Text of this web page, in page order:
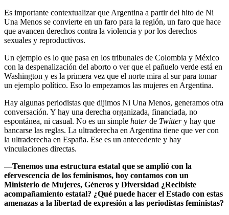
Es importante contextualizar que Argentina a partir del hito de Ni
Una Menos se convierte en un faro para la región, un faro que hace
que avancen derechos contra la violencia y por los derechos
sexuales y reproductivos.
Un ejemplo es lo que pasa en los tribunales de Colombia y México
con la despenalización del aborto o ver que el pañuelo verde está en
Washington y es la primera vez que el norte mira al sur para tomar
un ejemplo político. Eso lo empezamos las mujeres en Argentina.
Hay algunas periodistas que dijimos Ni Una Menos, generamos otra
conversación. Y hay una derecha organizada, financiada, no
espontánea, ni casual. No es un simple haterde Twittery hay que
bancarse las reglas. La ultraderecha en Argentina tiene que ver con
la ultraderecha en España. Ese es un antecedente y hay
vinculaciones directas.
—Tenemos una estructura estatal que se amplió con la
efervescencia de los feminismos, hoy contamos con un
Ministerio de Mujeres, Géneros y Diversidad ¿Recibiste
acompañamiento estatal? ¿Qué puede hacer el Estado con estas
amenazas a la libertad de expresión a las periodistas feministas?